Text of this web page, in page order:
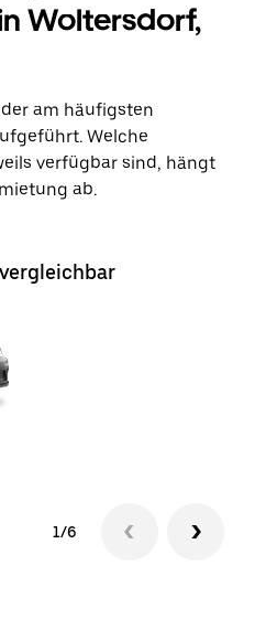
Woltersdorf,
am häufigsten
Welche
verfügbar sind, hängt
ab.
1/6